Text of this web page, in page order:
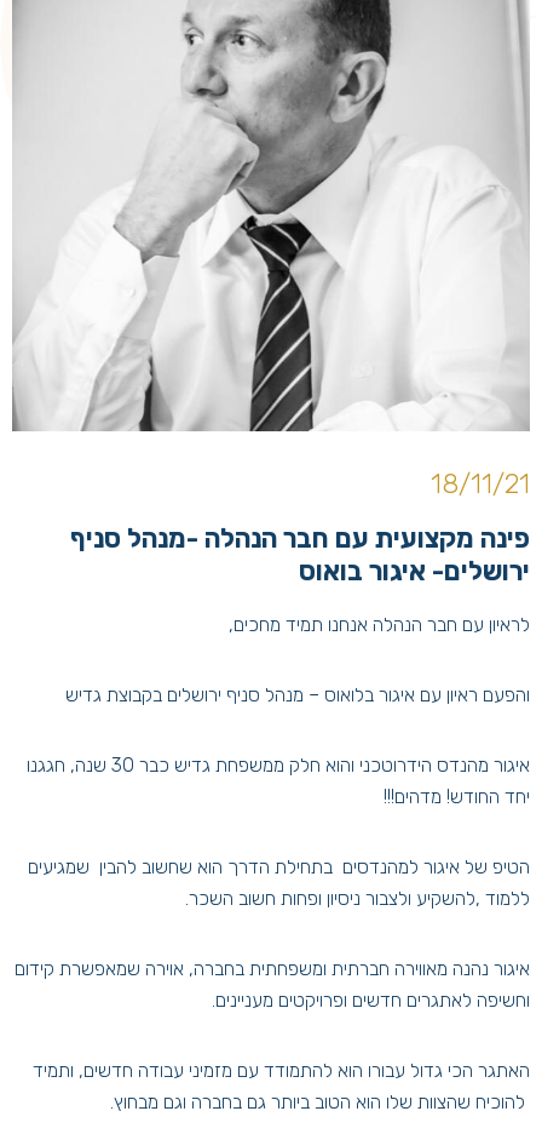
18/11/21
פינה מקצועית עם חבר הנהלה -מנהל סניף
ירושלים- איגור בואוס
לראיון עם חבר הנהלה אנחנו תמיד מחכים,
והפעם ראיון עם איגור בלואוס – מנהל סניף ירושלים בקבוצת גדיש
איגור מהנדס הידרוטכני והוא חלק ממשפחת גדיש כבר 30 שנה, חגגנו
יחד החודש! מדהים!!!
הטיפ של איגור למהנדסים בתחילת הדרך הוא שחשוב להבין שמגיעים
ללמוד ,להשקיע ולצבור ניסיון ופחות חשוב השכר.
איגור נהנה מאווירה חברתית ומשפחתית בחברה, אוירה שמאפשרת קידום
וחשיפה לאתגרים חדשים ופרויקטים מעניינים.
האתגר הכי גדול עבורו הוא להתמודד עם מזמיני עבודה חדשים, ותמיד
להוכיח שהצוות שלו הוא הטוב ביותר גם בחברה וגם מבחוץ.